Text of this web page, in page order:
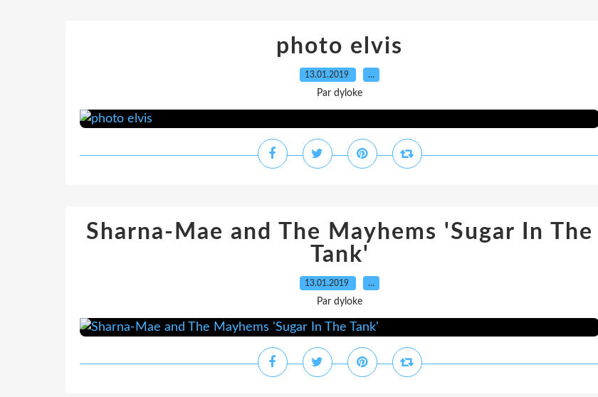
photo elvis
13.01.2019 …
Par dyloke
Sharna-Mae and The Mayhems 'Sugar In The
Tank'
13.01.2019 …
Par dyloke